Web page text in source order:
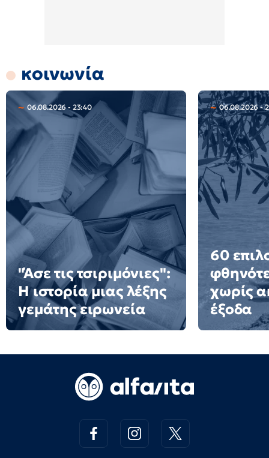
κοινωνία
06.08.2026 - 23:40
"Άσε τις τσιριμόνιες":
Η ιστορία μιας λέξης
γεμάτης ειρωνεία
06.08.2026 -
60
χωρίς
έξοδα